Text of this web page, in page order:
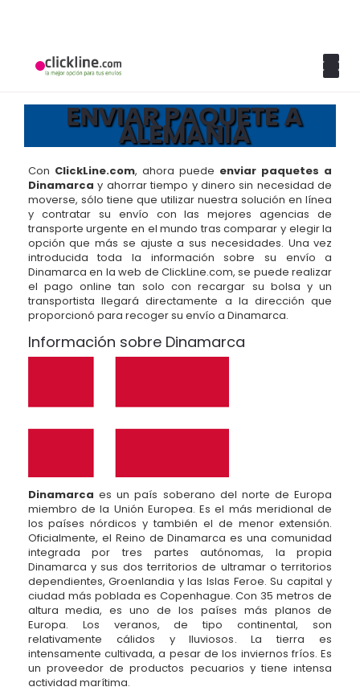
ENVIAR PAQUETE A
ALEMANIA
Con ClickLine.com, ahora puede enviar paquetes a
Dinamarca y ahorrar tiempo y dinero sin necesidad de
moverse, sólo tiene que utilizar nuestra solución en línea
y contratar su envío con las mejores agencias de
transporte urgente en el mundo tras comparar y elegir la
opción que más se ajuste a sus necesidades. Una vez
introducida toda la información sobre su envío a
Dinamarca en la web de ClickLine.com, se puede realizar
el pago online tan solo con recargar su bolsa y un
transportista llegará directamente a la dirección que
proporcionó para recoger su envío a Dinamarca.
Información sobre Dinamarca
Dinamarca es un país soberano del norte de Europa
miembro de la Unión Europea. Es el más meridional de
los países nórdicos y también el de menor extensión.
Oficialmente, el Reino de Dinamarca es una comunidad
integrada por tres partes autónomas, la propia
Dinamarca y sus dos territorios de ultramar o territorios
dependientes, Groenlandia y las Islas Feroe. Su capital y
ciudad más poblada es Copenhague. Con 35 metros de
altura media, es uno de los países más planos de
Europa. Los veranos, de tipo continental, son
relativamente cálidos y lluviosos. La tierra es
intensamente cultivada, a pesar de los inviernos fríos. Es
un proveedor de productos pecuarios y tiene intensa
actividad marítima.